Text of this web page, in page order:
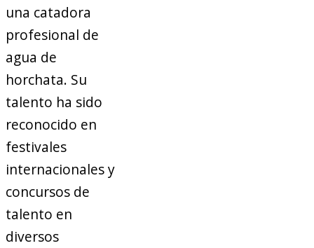
una catadora
profesional de
agua de
horchata. Su
talento ha sido
reconocido en
festivales
internacionales y
concursos de
talento en
diversos